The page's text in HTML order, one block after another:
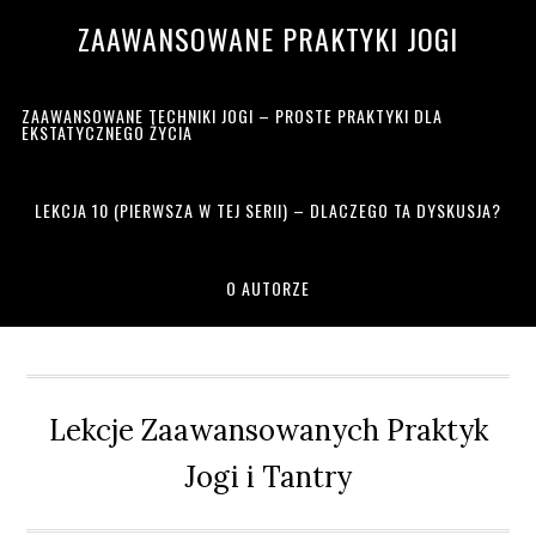
bocznego
bocznego
ZAAWANSOWANE PRAKTYKI JOGI
ZAAWANSOWANE TECHNIKI JOGI – PROSTE PRAKTYKI DLA
EKSTATYCZNEGO ŻYCIA
LEKCJA 10 (PIERWSZA W TEJ SERII) – DLACZEGO TA DYSKUSJA?
O AUTORZE
Lekcje Zaawansowanych Praktyk
Jogi i Tantry